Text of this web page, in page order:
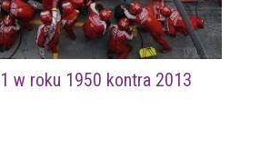
w roku 1950 kontra 2013